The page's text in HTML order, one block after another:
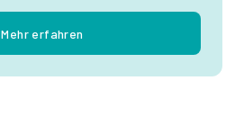
Mehr erfahren